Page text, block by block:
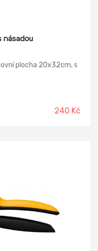
násadou
plocha 20x32cm, s
240 Kč